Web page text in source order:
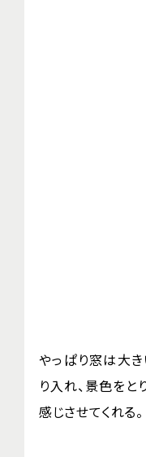
やっぱり窓は大
り入れ、景色をと
感じさせてくれる。